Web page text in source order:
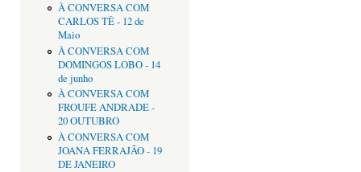
À CONVERSA COM
CARLOS TÊ - 12 de
Maio
À CONVERSA COM
DOMINGOS LOBO - 14
de junho
À CONVERSA COM
FROUFE ANDRADE -
20 OUTUBRO
À CONVERSA COM
JOANA FERRAJÃO - 19
DE JANEIRO